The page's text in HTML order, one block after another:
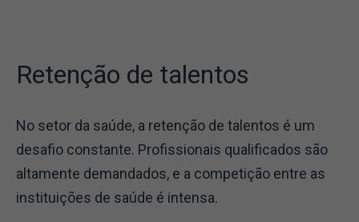
Retenção de talentos
No setor da saúde, a retenção de talentos é um
desafio constante. Profissionais qualificados são
altamente demandados, e a competição entre as
instituições de saúde é intensa.